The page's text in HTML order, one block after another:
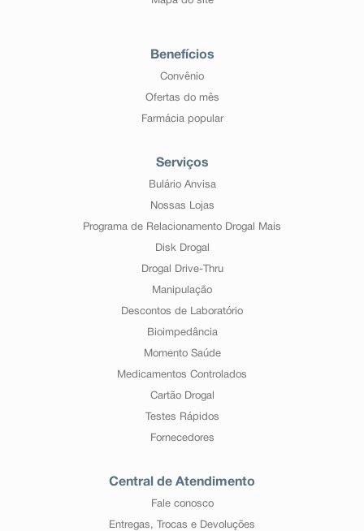
Benefícios
Convênio
Ofertas do mês
Farmácia popular
Serviços
Bulário Anvisa
Nossas Lojas
Programa de Relacionamento Drogal Mais
Disk Drogal
Drogal Drive-Thru
Manipulação
Descontos de Laboratório
Bioimpedância
Momento Saúde
Medicamentos Controlados
Cartão Drogal
Testes Rápidos
Fornecedores
Central de Atendimento
Fale conosco
Entregas, Trocas e Devoluções